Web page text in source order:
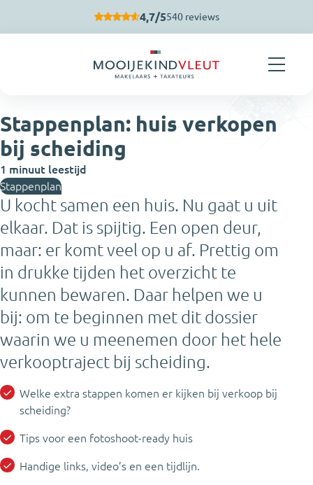
4,7/5540 reviews
Stappenplan: huis verkopen
bij scheiding
1 minuut leestijd
Stappenplan
U kocht samen een huis. Nu gaat u uit
elkaar. Dat is spijtig. Een open deur,
maar: er komt veel op u af. Prettig om
in drukke tijden het overzicht te
kunnen bewaren. Daar helpen we u
bij: om te beginnen met dit dossier
waarin we u meenemen door het hele
verkooptraject bij scheiding.
Welke extra stappen komen er kijken bij verkoop bij
scheiding?
Tips voor een fotoshoot-ready huis
Handige links, video’s en een tijdlijn.